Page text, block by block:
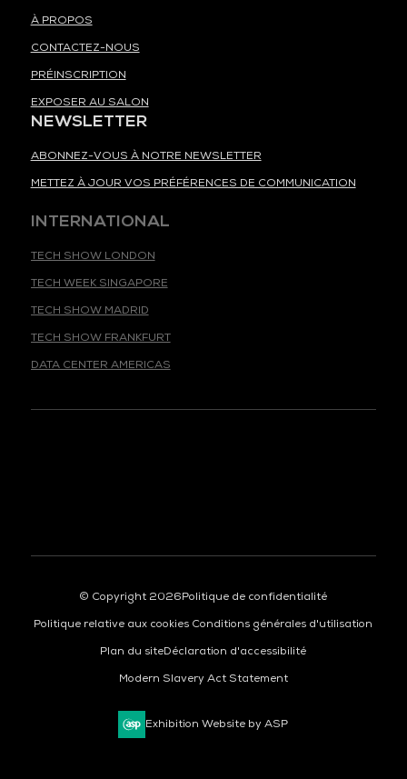
À PROPOS
CONTACTEZ-NOUS
PRÉINSCRIPTION
EXPOSER AU SALON
NEWSLETTER
ABONNEZ-VOUS À NOTRE NEWSLETTER
METTEZ À JOUR VOS PRÉFÉRENCES DE COMMUNICATION
© Copyright 2026Politique de confidentialité
Politique relative aux cookies Conditions générales d'utilisation
Plan du siteDéclaration d'accessibilité
Modern Slavery Act Statement
Exhibition Website by ASP